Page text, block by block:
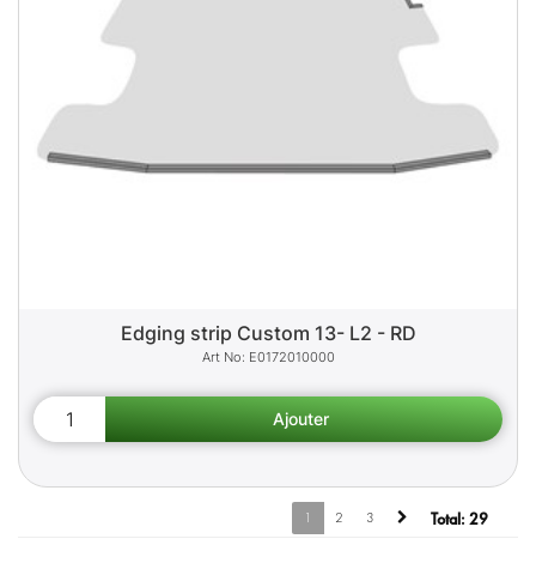
Edging strip Custom 13- L2 - RD
E0172010000
1 2 3 Total: 29